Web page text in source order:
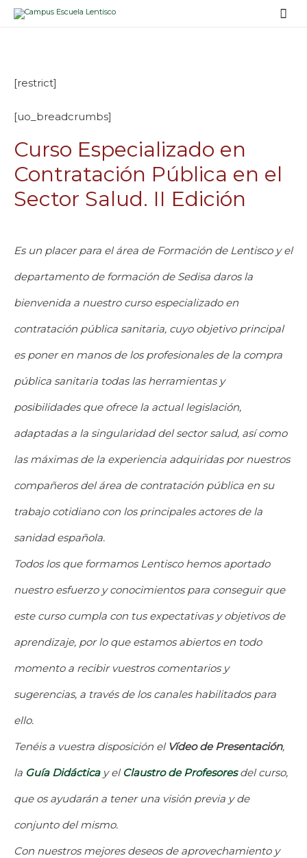
[restrict]
[uo_breadcrumbs]
Curso Especializado en
Contratación Pública en el
Sector Salud. II Edición
Es un placer para el área de Formación de Lentisco y el
departamento de formación de Sedisa daros la
bienvenida a nuestro curso especializado en
contratación pública sanitaria, cuyo objetivo principal
es poner en manos de los profesionales de la compra
pública sanitaria todas las herramientas y
posibilidades que ofrece la actual legislación,
adaptadas a la singularidad del sector salud, así como
las máximas de la experiencia adquiridas por nuestros
compañeros del área de contratación pública en su
trabajo cotidiano con los principales actores de la
sanidad española.
Todos los que formamos Lentisco hemos aportado
nuestro esfuerzo y conocimientos para conseguir que
este curso cumpla con tus expectativas y objetivos de
aprendizaje, por lo que estamos abiertos en todo
momento a recibir vuestros comentarios y
sugerencias, a través de los canales habilitados para
ello.
Tenéis a vuestra disposición el Vídeo de Presentación,
la Guía Didácticay el Claustro deProfesoresdel curso,
que os ayudarán a tener una visión previa y de
conjunto del mismo.
Con nuestros mejores deseos de aprovechamiento y